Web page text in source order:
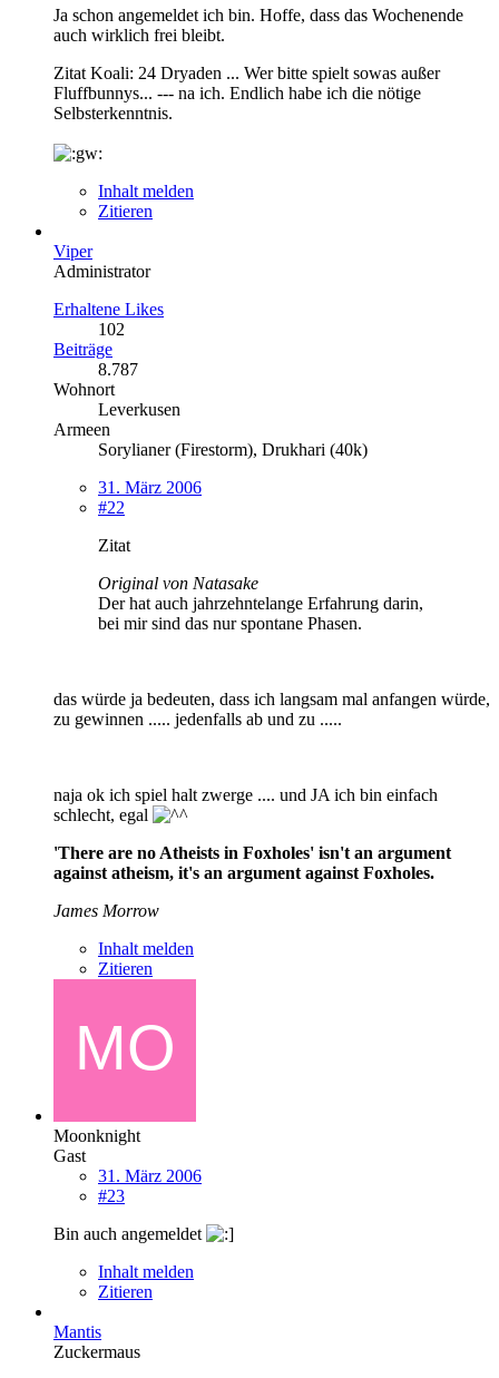
Ja schon angemeldet ich bin. Hoffe, dass das Wochenende
auch wirklich frei bleibt.
Zitat Koali: 24 Dryaden ... Wer bitte spielt sowas außer
Fluffbunnys... --- na ich. Endlich habe ich die nötige
Selbsterkenntnis.
Inhalt melden
Zitieren
Viper
Administrator
Erhaltene Likes
102
Beiträge
8.787
Wohnort
Leverkusen
Armeen
Sorylianer (Firestorm), Drukhari (40k)
31. März 2006
#22
Zitat
Original von Natasake
Der hat auch jahrzehntelange Erfahrung darin,
bei mir sind das nur spontane Phasen.
das würde ja bedeuten, dass ich langsam mal anfangen würde,
zu gewinnen ..... jedenfalls ab und zu .....
naja ok ich spiel halt zwerge .... und JA ich bin einfach
schlecht, egal
'There are no Atheists in Foxholes' isn't an argument
against atheism, it's an argument against Foxholes.
James Morrow
Inhalt melden
Zitieren
Moonknight
Gast
31. März 2006
#23
Bin auch angemeldet
Inhalt melden
Zitieren
Mantis
Zuckermaus